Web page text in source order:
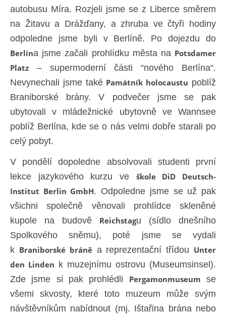
autobusu Míra. Rozjeli jsme se z Liberce směrem
na Žitavu a Drážďany, a zhruba ve čtyři hodiny
odpoledne jsme byli v Berlíně. Po dojezdu do
Berlína jsme začali prohlídku města na Potsdamer
Platz – supermoderní části “nového Berlína“.
Nevynechali jsme také Památník holocaustu poblíž
Braniborské brány. V podvečer jsme se pak
ubytovali v mládežnické ubytovně ve Wannsee
poblíž Berlína, kde se o nás velmi dobře starali po
celý pobyt.
V pondělí dopoledne absolvovali studenti první
lekce jazykového kurzu ve škole DiD Deutsch-
Institut Berlin GmbH. Odpoledne jsme se už pak
všichni společně věnovali prohlídce skleněné
kupole na budově Reichstagu (sídlo dnešního
Spolkového sněmu), poté jsme se vydali
k Braniborské bráněa reprezentační třídou Unter
den Linden k muzejnímu ostrovu (Museumsinsel).
Zde jsme si pak prohlédli Pergamonmuseum se
všemi skvosty, které toto muzeum může svým
návštěvníkům nabídnout (mj. Ištařina brána nebo